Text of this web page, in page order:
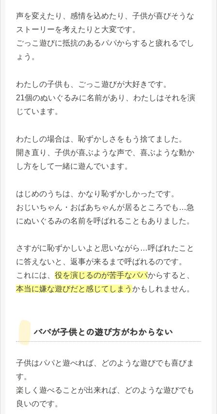
声を変えたり、感情を込めたり、子供が喜びそうな
ストーリーを考えたりと大変です。
ごっこ遊びに抵抗のあるパパからすると疲れるでし
ょう。
わたしの子供も、ごっこ遊びが大好きです。
21個のぬいぐるみに名前があり、わたしはそれを演
じています。
わたしの場合は、恥ずかしさをもう捨てました。
開き直り、子供が喜ぶような声で、喜ぶような動か
し方をして一緒に遊んでいます。
はじめのうちは、かなり恥ずかしかったです。
おじいちゃん・おばあちゃんが居るところでも…急
にぬいぐるみの名前を呼ばれることもありました。
さすがに恥ずかしいよと思いながら…呼ばれたこと
に答えないと、返事が来るまで呼ばれるのです。
これには、 役を演じるのが苦手なパパからすると、
本当に嫌な遊びだと感じてしまう かもしれません。
パパが子供との遊び方がわからない
子供はパパと遊べれば、どのような遊びでも喜びま
す。
楽しく遊べることが出来れば、どのような遊びでも
良いのです。